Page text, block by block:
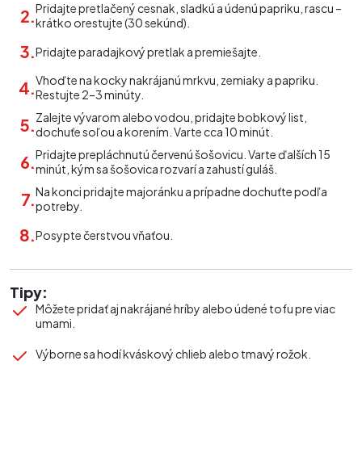
Pridajte pretlačený cesnak, sladkú a údenú papriku, rascu –
krátko orestujte (30 sekúnd).
Pridajte paradajkový pretlak a premiešajte.
Vhoďte na kocky nakrájanú mrkvu, zemiaky a papriku.
Restujte 2–3 minúty.
Zalejte vývarom alebo vodou, pridajte bobkový list,
dochuťe soľou a korením. Varte cca 10 minút.
Pridajte prepláchnutú červenú šošovicu. Varte ďalších 15
minút, kým sa šošovica rozvarí a zahustí guláš.
Na konci pridajte majoránku a prípadne dochuťte podľa
potreby.
Posypte čerstvou vňaťou.
Tipy:
Môžete pridať aj nakrájané hríby alebo údené tofu pre viac
umami.
Výborne sa hodí kváskový chlieb alebo tmavý rožok.